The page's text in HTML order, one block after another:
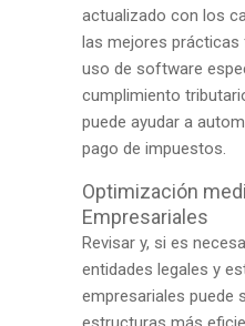
actualizado con los
las mejores prácticas
uso de software
cumplimiento
puede ayudar a
pago de impuestos.
Optimización
Empresariales
Revisar y, si es
entidades legales y
empresariales puede